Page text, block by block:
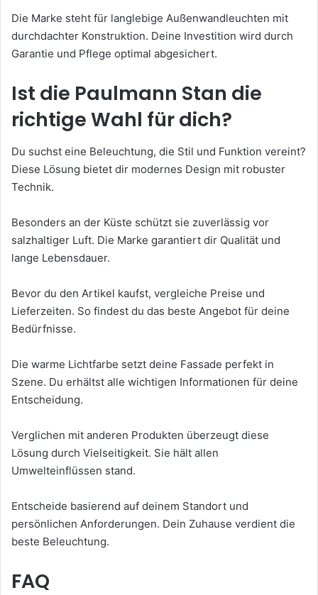
Die Marke steht für langlebige Außenwandleuchten mit
durchdachter Konstruktion. Deine Investition wird durch
Garantie und Pflege optimal abgesichert.
Ist die Paulmann Stan die
richtige Wahl für dich?
Du suchst eine Beleuchtung, die Stil und Funktion vereint?
Diese Lösung bietet dir modernes Design mit robuster
Technik.
Besonders an der Küste schützt sie zuverlässig vor
salzhaltiger Luft. Die Marke garantiert dir Qualität und
lange Lebensdauer.
Bevor du den Artikel kaufst, vergleiche Preise und
Lieferzeiten. So findest du das beste Angebot für deine
Bedürfnisse.
Die warme Lichtfarbe setzt deine Fassade perfekt in
Szene. Du erhältst alle wichtigen Informationen für deine
Entscheidung.
Verglichen mit anderen Produkten überzeugt diese
Lösung durch Vielseitigkeit. Sie hält allen
Umwelteinflüssen stand.
Entscheide basierend auf deinem Standort und
persönlichen Anforderungen. Dein Zuhause verdient die
beste Beleuchtung.
FAQ